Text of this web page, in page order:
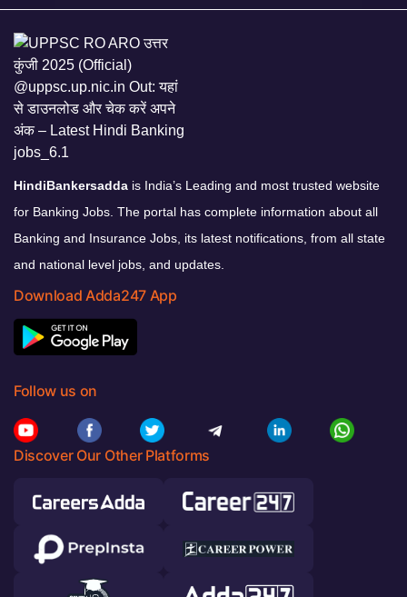
HindiBankersadda is India’s Leading and most trusted website
for Banking Jobs. The portal has complete information about all
Banking and Insurance Jobs, its latest notifications, from all state
and national level jobs, and updates.
Download Adda247 App
Follow us on
Discover Our Other Platforms